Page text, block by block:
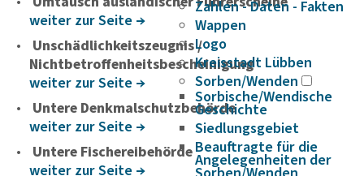
Zahlen - Daten - Fakten
Wappen
Logo
Kreisstadt Lübben
Sorben/Wenden
Sorbische/Wendische
Geschichte
Siedlungsgebiet
Beauftragte für die
Angelegenheiten der
weiter zur Seite
Unschädlichkeitszeugnis /
Nichtbetroffenheitsbescheinigung
weiter zur Seite
Untere Denkmalschutzbehörde
weiter zur Seite
Untere Fischereibehörde
weiter zur Seite